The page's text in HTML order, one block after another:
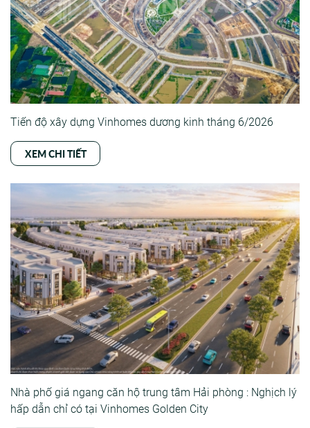
Tiến độ xây dựng Vinhomes dương kinh tháng 6/2026
XEM CHI TIẾT
Nhà phố giá ngang căn hộ trung tâm Hải phòng : Nghịch lý
hấp dẫn chỉ có tại Vinhomes Golden City